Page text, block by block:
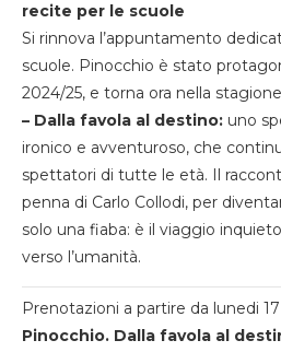
recite per le scuole
Si rinnova l’appuntamento
scuole. Pinocchio è stato
2024/25, e torna ora nella
– Dalla favola al destino: uno
ironico e avventuroso, che
spettatori di tutte le età. Il
penna di Carlo Collodi, per
solo una fiaba: è il viaggio
verso l’umanità.
Prenotazioni a partire da lunedi
Pinocchio. Dalla favola al